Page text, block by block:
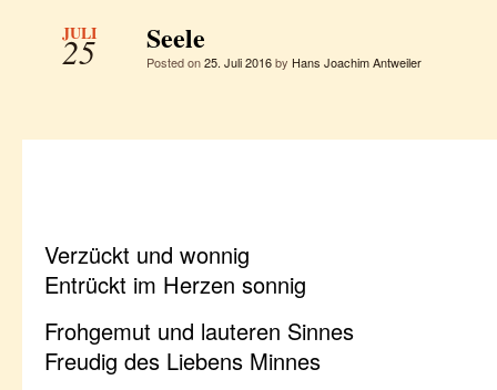
JULI
25 Seele
Posted on25. Juli 2016by Hans Joachim Antweiler
Verzückt und wonnig
Entrückt im Herzen sonnig
Frohgemut und lauteren Sinnes
Freudig des Liebens Minnes